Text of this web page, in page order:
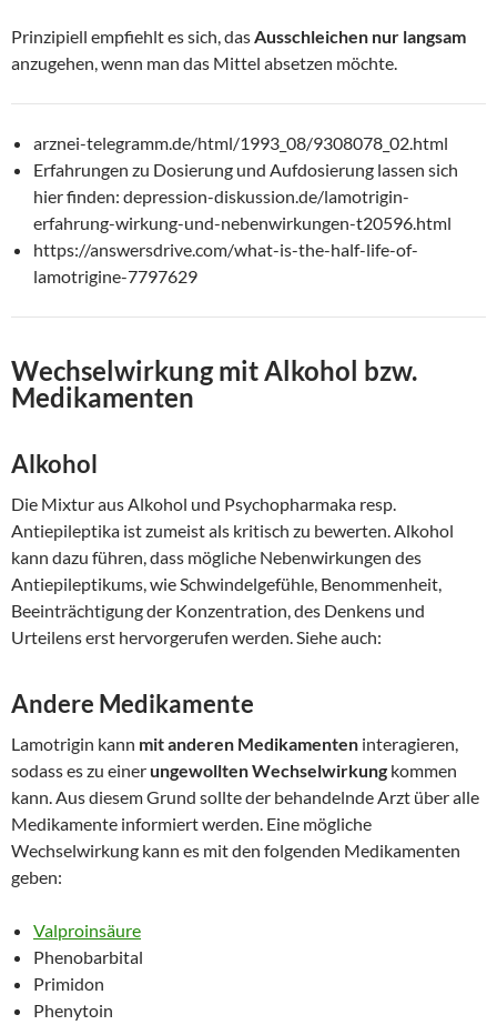
Prinzipiell empfiehlt es sich, dasAusschleichen nur langsam
anzugehen, wenn man das Mittel absetzen möchte.
arznei-telegramm.de/html/1993_08/9308078_02.html
Erfahrungen zu Dosierung und Aufdosierung lassen sich
hier finden: depression-diskussion.de/lamotrigin-
erfahrung-wirkung-und-nebenwirkungen-t20596.html
https://answersdrive.com/what-is-the-half-life-of-
lamotrigine-7797629
Wechselwirkung mit Alkohol bzw.
Medikamenten
Alkohol
Die Mixtur aus Alkohol und Psychopharmaka resp.
Antiepileptika ist zumeist als kritisch zu bewerten. Alkohol
kann dazu führen, dass mögliche Nebenwirkungen des
Antiepileptikums, wie Schwindelgefühle, Benommenheit,
Beeinträchtigung der Konzentration, des Denkens und
Urteilens erst hervorgerufen werden. Siehe auch:
Andere Medikamente
Lamotrigin kann mit anderen Medikamenten interagieren,
sodass es zu einerungewollten Wechselwirkung kommen
kann. Aus diesem Grund sollte der behandelnde Arzt über alle
Medikamente informiert werden. Eine mögliche
Wechselwirkung kann es mit den folgenden Medikamenten
geben:
Valproinsäure
Phenobarbital
Primidon
Phenytoin